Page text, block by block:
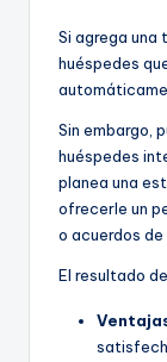
Si agrega una
huéspedes
Sin embargo,
huéspedes
planea una
ofrecerle un
o acuerdos
El resultado